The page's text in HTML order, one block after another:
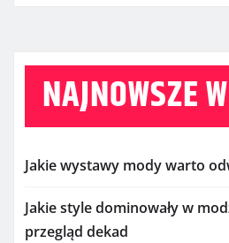
NAJNOWSZE
Jakie wystawy mody warto
Jakie style dominowały w
przegląd dekad